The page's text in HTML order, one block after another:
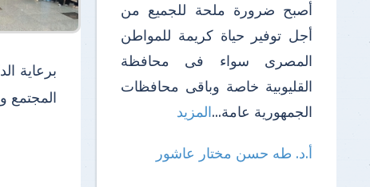
برعاية
المجتمع
أصبح ضرورة ملحة للجميع من
أجل توفير حياة كريمة للمواطن
المصرى سواء فى محافظة
القليوبية خاصة وباقى محافظات
الجمهورية عامة...المزيد
أ.د. طه حسن مختار عاشور